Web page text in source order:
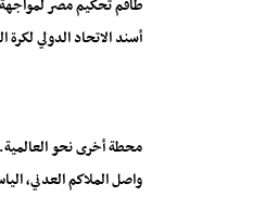
طاقم تحكيم مصر لمواجهة
أسند الاتحاد الدولي
محطة أخرى نحو
واصل الملاكم العدني،